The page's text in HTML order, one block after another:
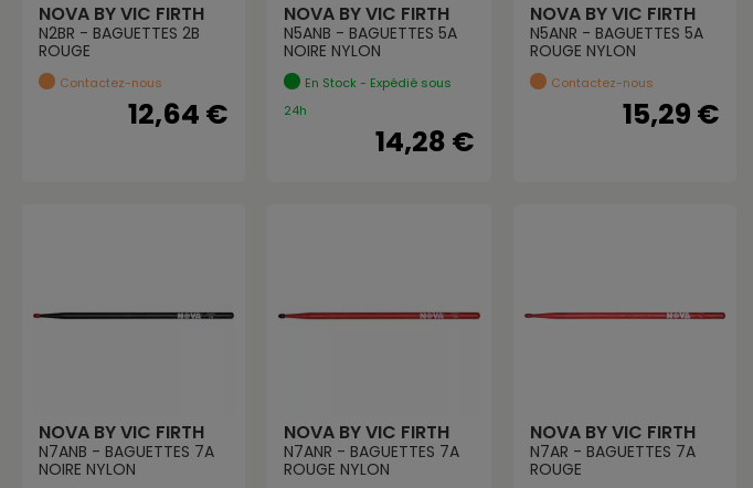
NOVA BY VIC FIRTH
N2BR - BAGUETTES 2B
ROUGE
Contactez-nous
12,64 €
NOVA BY VIC FIRTH
N5ANB - BAGUETTES 5A
NOIRE NYLON
En Stock - Expédié sous
24h
14,28 €
NOVA BY VIC FIRTH
N5ANR - BAGUETTES 5A
ROUGE NYLON
Contactez-nous
15,29 €
NOVA BY VIC FIRTH
N7ANB - BAGUETTES 7A
NOIRE NYLON
NOVA BY VIC FIRTH
N7ANR - BAGUETTES 7A
ROUGE NYLON
NOVA BY VIC FIRTH
N7AR - BAGUETTES 7A
ROUGE